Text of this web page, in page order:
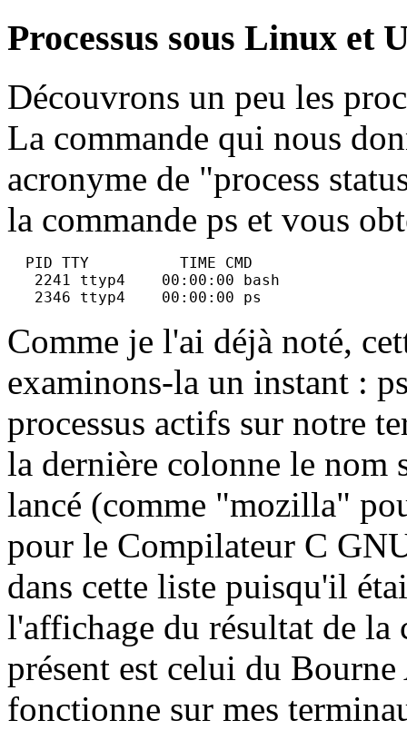
Processus sous Linux et
Découvrons un peu les
La commande qui nous
acronyme de "process
la commande ps et vous
  PID TTY          TIME CMD
   2241 ttyp4    00:00:00 bash
Comme je l'ai déjà noté,
examinons-la un instant :
processus actifs sur notre
la dernière colonne le nom
lancé (comme "mozilla"
pour le Compilateur C
dans cette liste puisqu'il
l'affichage du résultat de la
présent est celui du
fonctionne sur mes